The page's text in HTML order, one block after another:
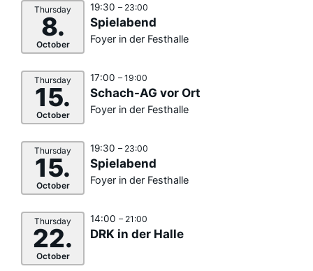
Thursday
8.
October
19:30 – 23:00
Spielabend
Foyer in der Festhalle
Thursday
15.
October
17:00 – 19:00
Schach-AG vor Ort
Foyer in der Festhalle
Thursday
15.
October
19:30 – 23:00
Spielabend
Foyer in der Festhalle
Thursday
22.
October
14:00 – 21:00
DRK in der Halle